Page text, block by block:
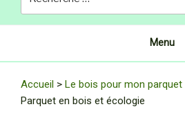
Menu
Accueil > Le bois pour mon parquet
Parquet en bois et écologie